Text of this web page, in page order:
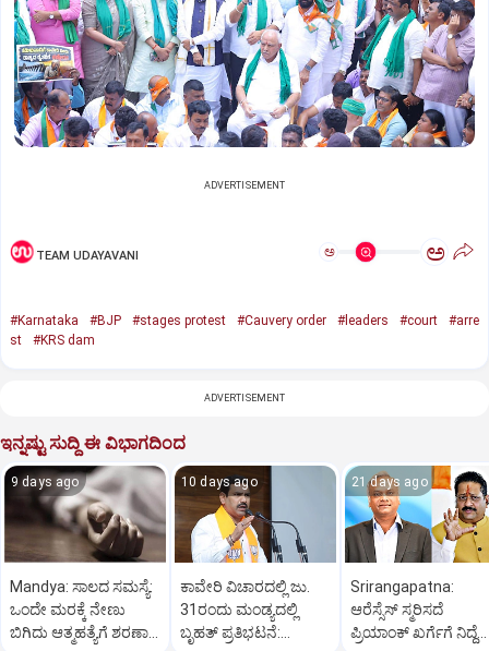
ADVERTISEMENT
TEAM UDAYAVANI ಅ ಅ
#Karnataka #BJP #stages protest #Cauvery order #leaders #court
#arre
st
#KRS dam
ADVERTISEMENT
ಇನ್ನಷ್ಟು ಸುದ್ದಿ ಈ ವಿಭಾಗದಿಂದ
9 days ago
Mandya: ಸಾಲದ ಸಮಸ್ಯೆ:
ಒಂದೇ ಮರಕ್ಕೆ ನೇಣು
ಬಿಗಿದು ಆತ್ಮಹತ್ಯೆಗೆ ಶರಣಾದ
10 days ago
ಕಾವೇರಿ ವಿಚಾರದಲ್ಲಿ ಜು.
31ರಂದು ಮಂಡ್ಯದಲ್ಲಿ
ಬೃಹತ್ ಪ್ರತಿಭಟನೆ:
21 days ago
Srirangapatna:
ಆರೆಸ್ಸೆಸ್‌ ಸ್ಮರಿಸದೆ
ಪ್ರಿಯಾಂಕ್‌ ಖರ್ಗೆಗೆ ನಿದ್ದೆ